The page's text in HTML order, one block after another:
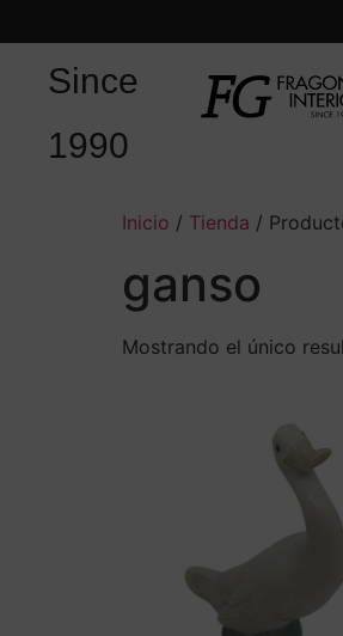
Since
1990
Inicio / Tienda /
ganso
Mostrando el único